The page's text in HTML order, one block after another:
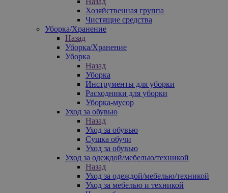
Хозяйственная группа
Чистящие средства
Уборка/Хранение
Назад
Уборка/Хранение
Уборка
Назад
Уборка
Инструменты для уборки
Расходники для уборки
Уборка-мусор
Уход за обувью
Назад
Уход за обувью
Сушка обучи
Уход за обувью
Уход за одеждой/мебелью/техникой
Назад
Уход за одеждой/мебелью/техникой
Уход за мебелью и техникой